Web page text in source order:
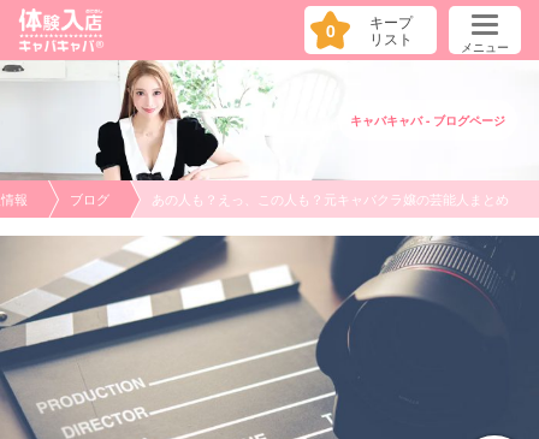
0
キープ
リスト
メニュー
キャバキャバ - ブログページ
報 ブログ あの人も？えっ、この人も？元キャバクラ嬢の芸能人まとめ